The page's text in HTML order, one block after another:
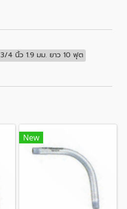
4 นิ้ว 1.9 มม. ยาว 10 ฟุต
New